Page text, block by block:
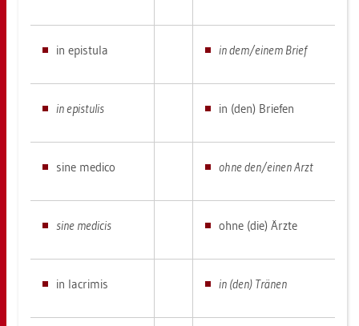
in epis­tu­la in dem/einem Brief
in epis­tu­lis in (den) Brie­fen
sine me­di­co ohne den/einen Arzt
sine me­di­cis ohne (die) Ärzte
in la­cri­mis in (den) Trä­nen